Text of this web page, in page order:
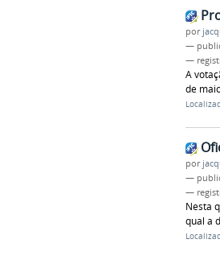
por
—
—
A
de
por
—
—
Nesta
qual a